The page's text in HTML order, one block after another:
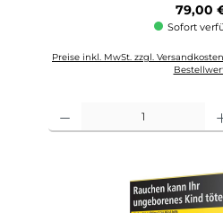
79,00
Sofort
Preise inkl. MwSt. zzgl.